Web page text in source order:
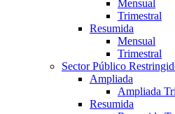
Mensual
Trimestral
Resumida
Mensual
Trimestral
Sector Público
Ampliada
Ampliada
Resumida